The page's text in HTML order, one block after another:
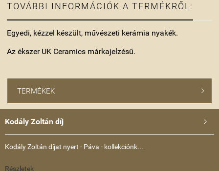
TOVÁBBI INFORMÁCIÓK A TERMÉKRŐL:
Egyedi, kézzel készült, művészeti kerámia nyakék.
Az ékszer UK Ceramics márkajelzésű.
TERMÉKEK 
Kodály Zoltán díj 
Kodály Zoltán díjat nyert - Páva - kollekciónk...
Részletek